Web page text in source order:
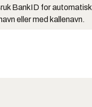
BankID for automatisk
eller med kallenavn.